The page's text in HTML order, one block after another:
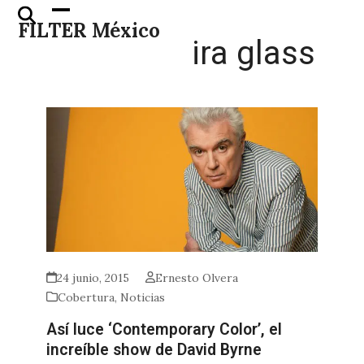
Skip
FILTER México
Open
mobile
Close
mobile
ira glass
24 junio, 2015
Ernesto Olvera
Cobertura, Noticias
Así luce ‘Contemporary Color’, el
increíble show de David Byrne